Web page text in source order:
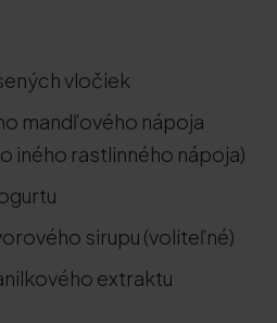
vločiek
mandľového nápoja
iného rastlinného nápoja)
sirupu (voliteľné)
extraktu